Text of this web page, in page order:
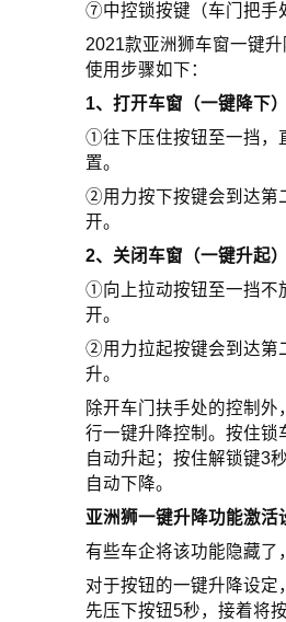
⑦中控锁按键（车门把手
2021款亚洲狮车窗一键升
使用步骤如下：
1、打开车窗（一键降下）
①往下压住按钮至一挡，
置。
②用力按下按键会到达第
开。
2、关闭车窗（一键升起）
①向上拉动按钮至一挡不
开。
②用力拉起按键会到达第
升。
除开车门扶手处的控制
行一键升降控制。按住锁
自动升起；按住解锁键3
自动下降。
亚洲狮一键升降功能激活
有些车企将该功能隐藏了
对于按钮的一键升降设定
先压下按钮5秒，接着将